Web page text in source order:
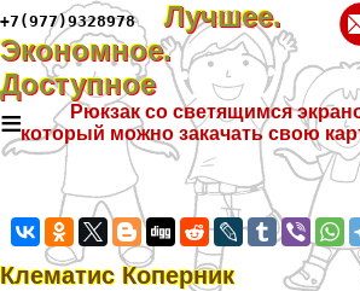
+7(977)9328978
Лучшее.
Экономное.
Доступное
≡
Рюкзак со светящимся
который можно закачать свою
Клематис Коперник